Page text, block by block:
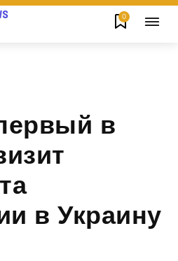
0
в
в Украину